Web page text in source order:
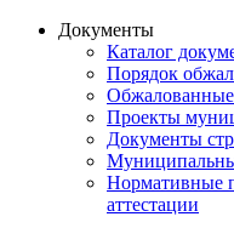
Документы
Каталог
Порядок
Проекты
Документы
Нормативные
аттестации